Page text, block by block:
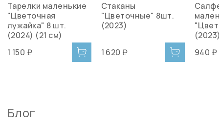
Тарелки маленькие
"Цветочная
лужайка" 8 шт.
(2024) (21 см)
1 150 ₽
Стаканы
"Цветочные" 8шт.
(2023)
1 620 ₽
940 ₽
Блог